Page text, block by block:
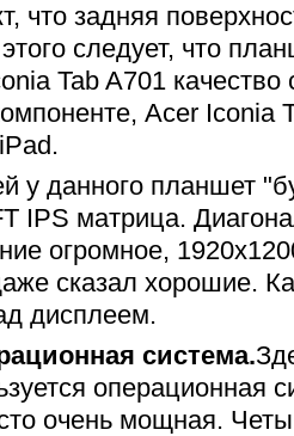
что задняя
следует, что
Tab A701 качество
Acer Iconia
у данного планшет
IPS матрица.
огромное,
сказал хорошие.
дисплеем.
система.
операционная
очень мощная.